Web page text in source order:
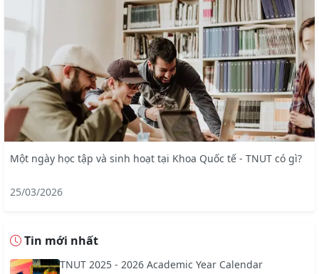
Một ngày học tập và sinh hoạt tại Khoa Quốc tế - TNUT có gì?
25/03/2026
Tin mới nhất
TNUT 2025 - 2026 Academic Year Calendar